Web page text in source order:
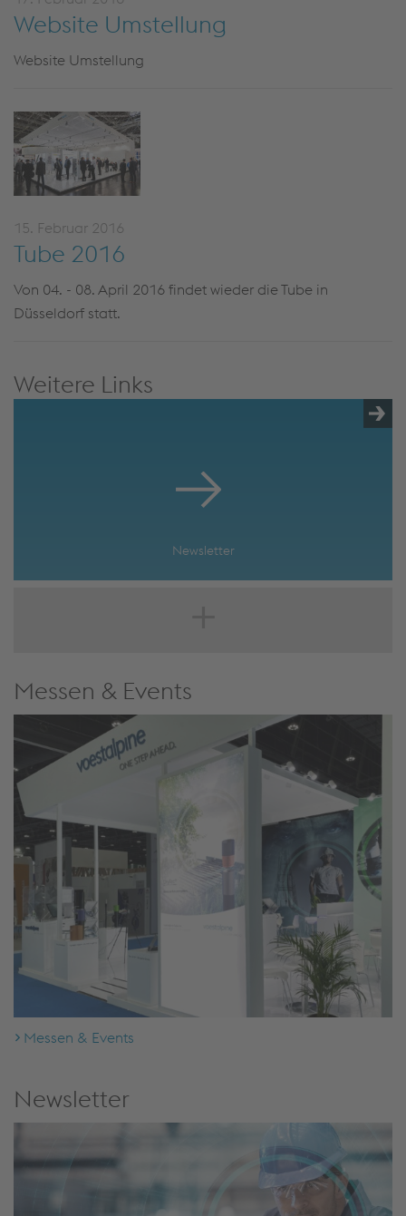
Website Umstellung
Website Umstellung
15. Februar 2016
Tube 2016
Von 04. - 08. April 2016 findet wieder die Tube in
Düsseldorf statt.
Weitere Links
Newsletter
Messen & Events
Messen & Events
Newsletter